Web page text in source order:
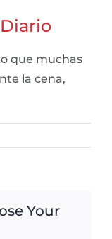
que muchas
la cena,
Your